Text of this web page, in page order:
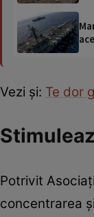
Vezi şi: Te dor
Potrivit
concentrarea